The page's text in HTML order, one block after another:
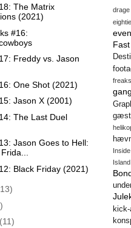
The Matrix
(2021)
#16:
Freddy vs. Jason
One Shot (2021)
Jason X (2001)
The Last Duel
Jason Goes to Hell:
Black Friday (2021)
(11)
drage
freaks
Island